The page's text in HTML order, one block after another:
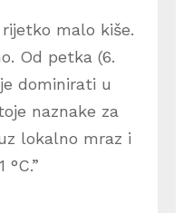
malo kiše.
Od petka (6.
dominirati u
naznake za
lokalno mraz i